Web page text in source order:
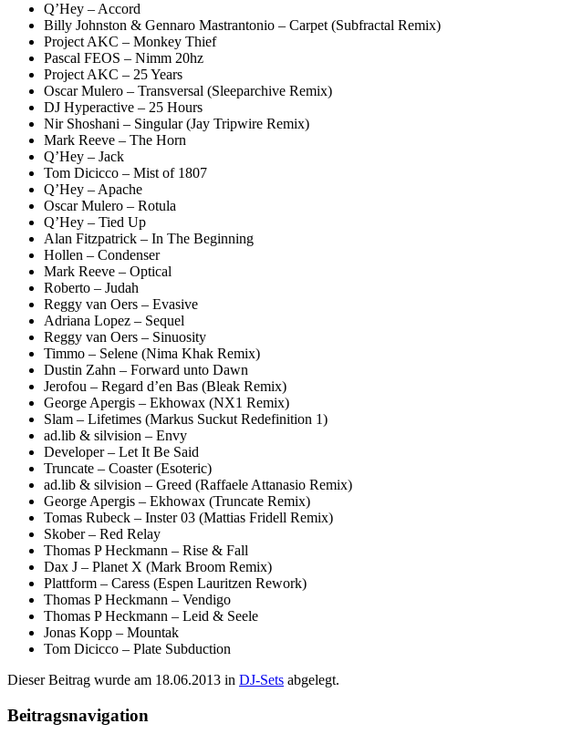
Q’Hey – Accord
Billy Johnston & Gennaro Mastrantonio – Carpet (Subfractal Remix)
Project AKC – Monkey Thief
Pascal FEOS – Nimm 20hz
Project AKC – 25 Years
Oscar Mulero – Transversal (Sleeparchive Remix)
DJ Hyperactive – 25 Hours
Nir Shoshani – Singular (Jay Tripwire Remix)
Mark Reeve – The Horn
Q’Hey – Jack
Tom Dicicco – Mist of 1807
Q’Hey – Apache
Oscar Mulero – Rotula
Q’Hey – Tied Up
Alan Fitzpatrick – In The Beginning
Hollen – Condenser
Mark Reeve – Optical
Roberto – Judah
Reggy van Oers – Evasive
Adriana Lopez – Sequel
Reggy van Oers – Sinuosity
Timmo – Selene (Nima Khak Remix)
Dustin Zahn – Forward unto Dawn
Jerofou – Regard d’en Bas (Bleak Remix)
George Apergis – Ekhowax (NX1 Remix)
Slam – Lifetimes (Markus Suckut Redefinition 1)
ad.lib & silvision – Envy
Developer – Let It Be Said
Truncate – Coaster (Esoteric)
ad.lib & silvision – Greed (Raffaele Attanasio Remix)
George Apergis – Ekhowax (Truncate Remix)
Tomas Rubeck – Inster 03 (Mattias Fridell Remix)
Skober – Red Relay
Thomas P Heckmann – Rise & Fall
Dax J – Planet X (Mark Broom Remix)
Plattform – Caress (Espen Lauritzen Rework)
Thomas P Heckmann – Vendigo
Thomas P Heckmann – Leid & Seele
Jonas Kopp – Mountak
Tom Dicicco – Plate Subduction
Dieser Beitrag wurde am 18.06.2013 in DJ-Sets abgelegt.
Beitragsnavigation